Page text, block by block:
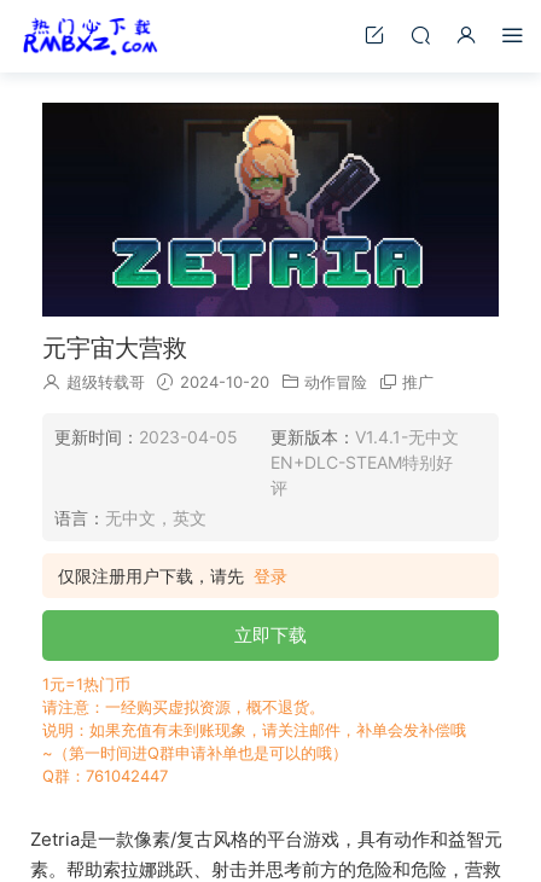
元宇宙大营救
超级转载哥 2024-10-20 动作冒险 推广
更新时间： 2023-04-05 更新版本： V1.4.1-无中文
EN+DLC-STEAM特别好
评
语言： 无中文，英文
仅限注册用户下载，请先 登录
立即下载
1元=1热门币
请注意：一经购买虚拟资源，概不退货。
说明：如果充值有未到账现象，请关注邮件，补单会发补偿哦
~（第一时间进Q群申请补单也是可以的哦）
Q群：761042447
Zetria是一款像素/复古风格的平台游戏，具有动作和益智元
素。帮助索拉娜跳跃、射击并思考前方的危险和危险，营救